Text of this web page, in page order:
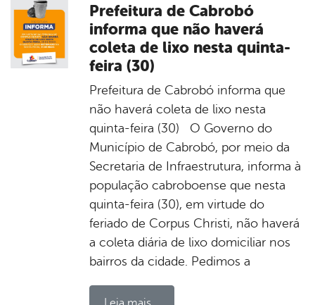
Prefeitura de Cabrobó
informa que não haverá
coleta de lixo nesta quinta-
feira (30)
Prefeitura de Cabrobó informa que
não haverá coleta de lixo nesta
quinta-feira (30) O Governo do
Município de Cabrobó, por meio da
Secretaria de Infraestrutura, informa à
população cabroboense que nesta
quinta-feira (30), em virtude do
feriado de Corpus Christi, não haverá
a coleta diária de lixo domiciliar nos
bairros da cidade. Pedimos a